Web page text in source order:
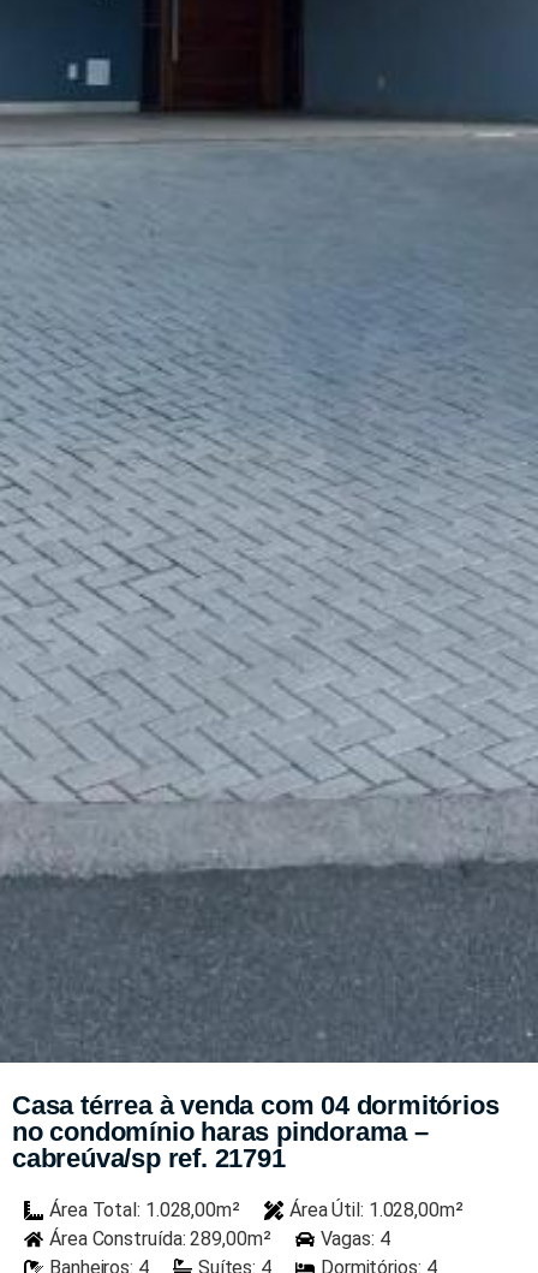
Casa térrea à venda com 04 dormitórios
no condomínio haras pindorama –
cabreúva/sp ref. 21791
Área Total: 1.028,00m²
Área Útil: 1.028,00m²
Área Construída: 289,00m²
Vagas: 4
Banheiros: 4
Suítes: 4 Dormitórios: 4